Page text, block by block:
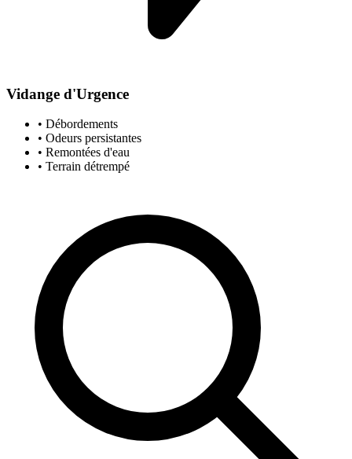
Vidange d'Urgence
• Débordements
• Odeurs persistantes
• Remontées d'eau
• Terrain détrempé